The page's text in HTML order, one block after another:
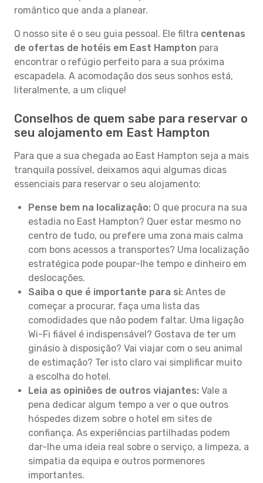
romântico que anda a planear.
O nosso site é o seu guia pessoal. Ele filtra centenas
de ofertas de hotéis em East Hampton para
encontrar o refúgio perfeito para a sua próxima
escapadela. A acomodação dos seus sonhos está,
literalmente, a um clique!
Conselhos de quem sabe para reservar o
seu alojamento em East Hampton
Para que a sua chegada ao East Hampton seja a mais
tranquila possível, deixamos aqui algumas dicas
essenciais para reservar o seu alojamento:
Pense bem na localização: O que procura na sua
estadia no East Hampton? Quer estar mesmo no
centro de tudo, ou prefere uma zona mais calma
com bons acessos a transportes? Uma localização
estratégica pode poupar-lhe tempo e dinheiro em
deslocações.
Saiba o que é importante para si: Antes de
começar a procurar, faça uma lista das
comodidades que não podem faltar. Uma ligação
Wi-Fi fiável é indispensável? Gostava de ter um
ginásio à disposição? Vai viajar com o seu animal
de estimação? Ter isto claro vai simplificar muito
a escolha do hotel.
Leia as opiniões de outros viajantes: Vale a
pena dedicar algum tempo a ver o que outros
hóspedes dizem sobre o hotel em sites de
confiança. As experiências partilhadas podem
dar-lhe uma ideia real sobre o serviço, a limpeza, a
simpatia da equipa e outros pormenores
importantes.